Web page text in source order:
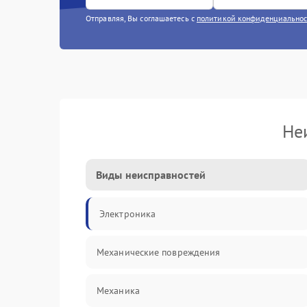
Отправляя, Вы соглашаетесь с политикой
Виды неисправностей
Электроника
Механические повреждения
Механика